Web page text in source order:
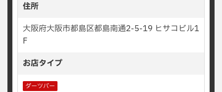
住所
大阪府大阪市都島区都島南通2-5-19 ヒサコビル1
F
お店タイプ
ダーツバー